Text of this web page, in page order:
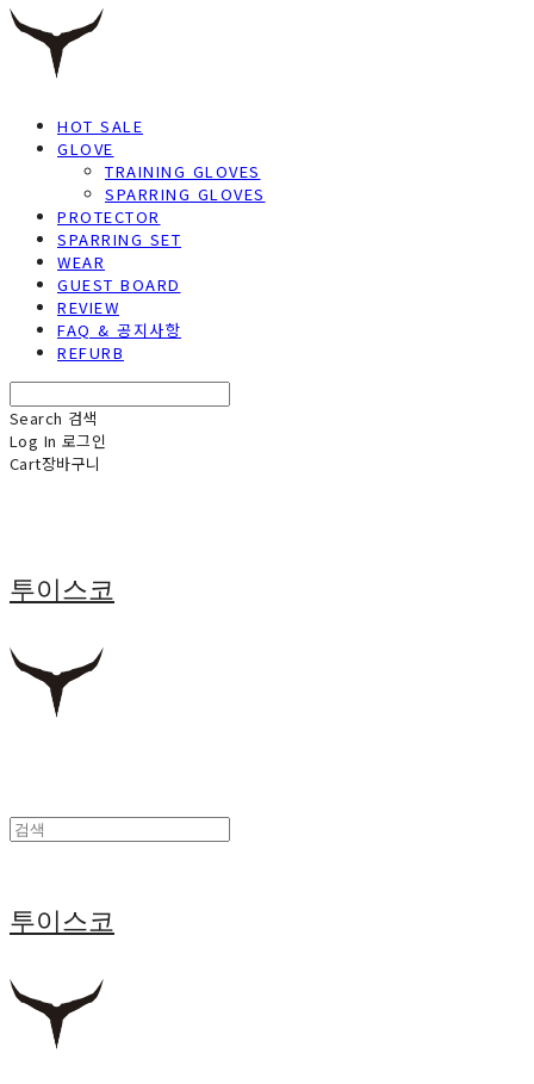
HOT SALE
GLOVE
TRAINING GLOVES
SPARRING GLOVES
PROTECTOR
SPARRING SET
WEAR
GUEST BOARD
REVIEW
FAQ & 공지사항
REFURB
Search 검색
Log In 로그인
Cart장바구니
투이스코
투이스코